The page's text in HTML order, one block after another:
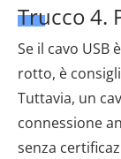
Trucco 4.
Se il cavo
rotto, è
Tuttavia, un
connessione
senza